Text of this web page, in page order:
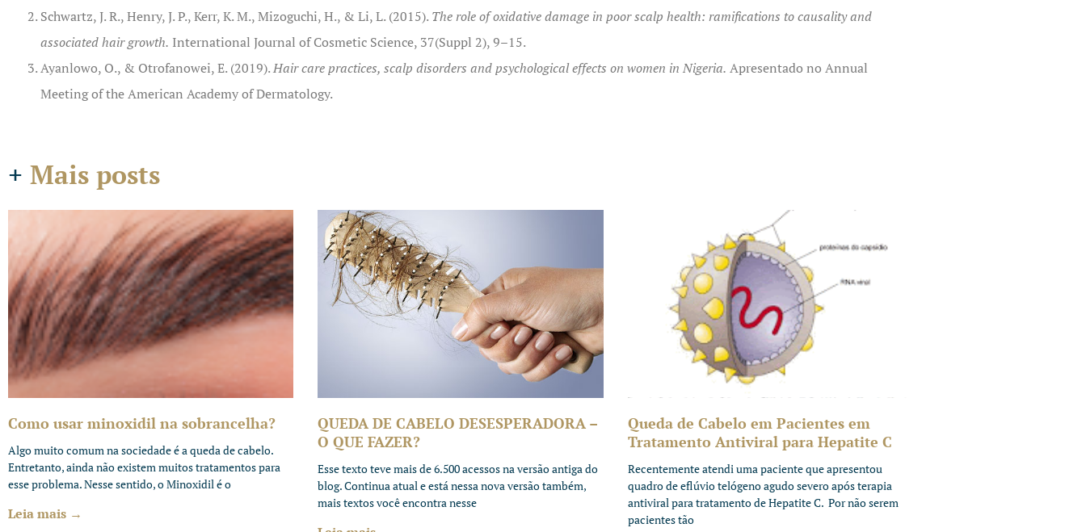
Schwartz, J. R., Henry, J. P., Kerr, K. M., Mizoguchi, H., & Li, L. (2015). The role of oxidative damage in poor scalp health: ramifications to causality and
associated hair growth. International Journal of Cosmetic Science, 37(Suppl 2), 9–15.
Ayanlowo, O., & Otrofanowei, E. (2019).Hair care practices, scalp disorders and psychological effects on women in Nigeria. Apresentado no Annual
Meeting of the American Academy of Dermatology.
+ Mais posts
Como usar minoxidil na sobrancelha?
Algo muito comum na sociedade é a queda de cabelo.
Entretanto, ainda não existem muitos tratamentos para
esse problema. Nesse sentido, o Minoxidil é o
Leia mais →
QUEDA DE CABELO DESESPERADORA –
O QUE FAZER?
Esse texto teve mais de 6.500 acessos na versão antiga do
blog. Continua atual e está nessa nova versão também,
mais textos você encontra nesse
Queda de Cabelo em Pacientes em
Tratamento Antiviral para Hepatite C
Recentemente atendi uma paciente que apresentou
quadro de eflúvio telógeno agudo severo após terapia
antiviral para tratamento de Hepatite C. Por não serem
pacientes tão